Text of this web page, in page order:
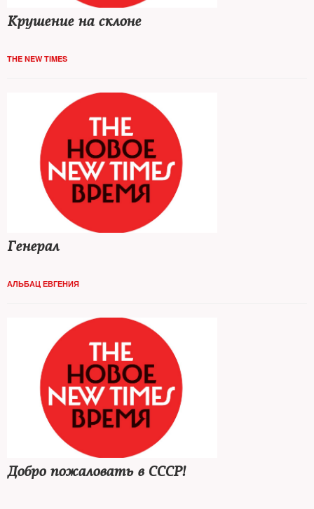
Крушение на склоне
THE NEW TIMES
Генерал
АЛЬБАЦ ЕВГЕНИЯ
Добро пожаловать в СССР!